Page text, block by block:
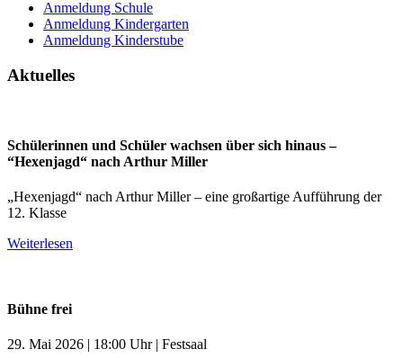
Anmeldung Schule
Anmeldung Kindergarten
Anmeldung Kinderstube
Aktuelles
Schülerinnen und Schüler wachsen über sich hinaus –
“Hexenjagd“ nach Arthur Miller
„Hexenjagd“ nach Arthur Miller – eine großartige Aufführung der
12. Klasse
Weiterlesen
Bühne frei
29. Mai 2026 | 18:00 Uhr | Festsaal